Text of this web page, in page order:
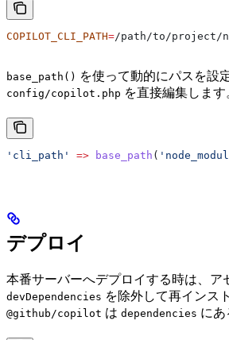
COPILOT_CLI_PATH=/path/to/project/
base_path() を使って動的にパスを設
config/copilot.php を直接編集します
'cli_path' => base_path (
デプロイ
本番サーバーへデプロイする時は、ア
devDependencies を除外して再インス
@github/copilot は dependencies にあ